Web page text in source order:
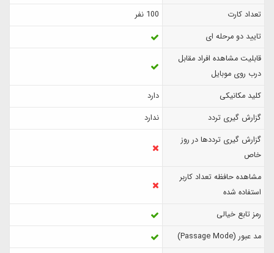
تعداد کارت
100 نفر
تایید دو مرحله ای
قابلیت مشاهده افراد مقابل
درب روی موبایل
کلید مکانیکی
دارد
گزارش‌ گیری تردد
ندارد
گزارش گیری ترددها در روز
خاص
مشاهده حافظه تعداد کاربر
استفاده شده
رمز تابع خیالی
مد عبور (Passage Mode)